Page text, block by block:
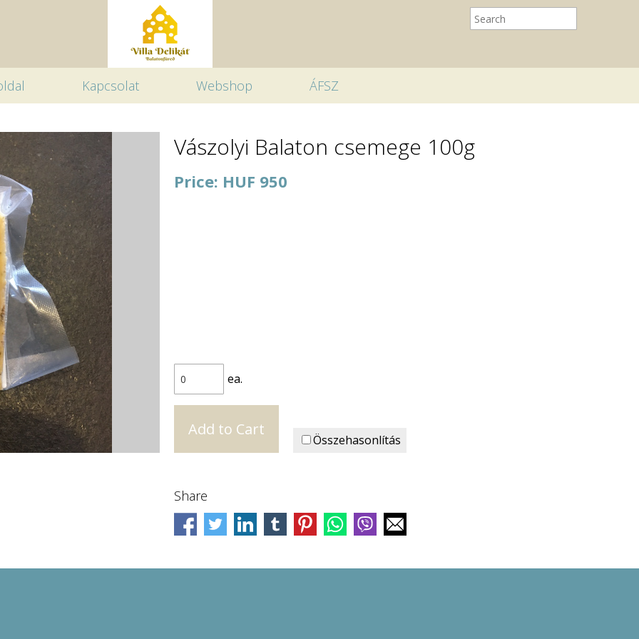
Kapcsolat Webshop ÁFSZ
Vászolyi Balaton csemege 100g
Price: HUF 950
ea.
Összehasonlítás
Share